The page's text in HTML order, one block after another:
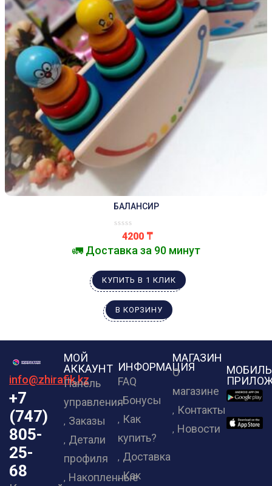
БАЛАНСИР
4200 ₸
🚛 Доставка за 90 минут
КУПИТЬ В 1 КЛИК
В КОРЗИНУ
info@zhirafik.kz
+7
(747)
805-
25-
68
МОЙ
АККАУНТ
Панель
управления
Заказы
Детали
профиля
Накопленные
ИНФОРМАЦИЯ
FAQ
Бонусы
Как
купить?
Доставка
Как
МАГАЗИН
О
магазине
Контакты
Новости